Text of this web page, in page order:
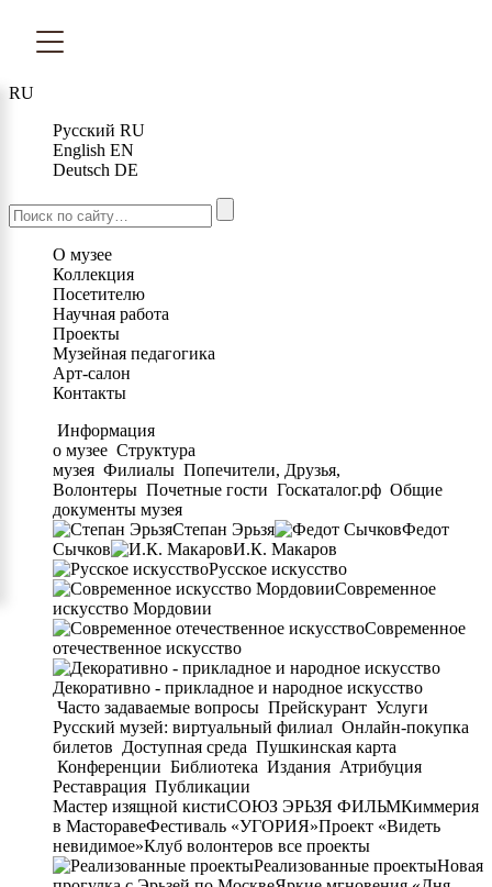
RU
Русский RU
English EN
Deutsch DE
О музее
Коллекция
Посетителю
Научная работа
Проекты
Музейная педагогика
Арт-салон
Контакты
Информация
о музее Структура
музея Филиалы Попечители, Друзья,
Волонтеры Почетные гости Госкаталог.рф Общие
документы музея
Степан Эрьзя
Федот
Сычков
И.К. Макаров
Русское искусство
Современное
искусство Мордовии
Современное
отечественное искусство
Декоративно - прикладное и народное искусство
Часто задаваемые вопросы Прейскурант Услуги
Русский музей: виртуальный филиал Онлайн-покупка
билетов Доступная среда Пушкинская карта
Конференции Библиотека Издания Атрибуция
Реставрация Публикации
Мастер изящной кистиСОЮЗ ЭРЬЗЯ ФИЛЬМКиммерия
в МасторавеФестиваль «УГОРИЯ»Проект «Видеть
невидимое»Клуб волонтеров все проекты
Реализованные проектыНовая